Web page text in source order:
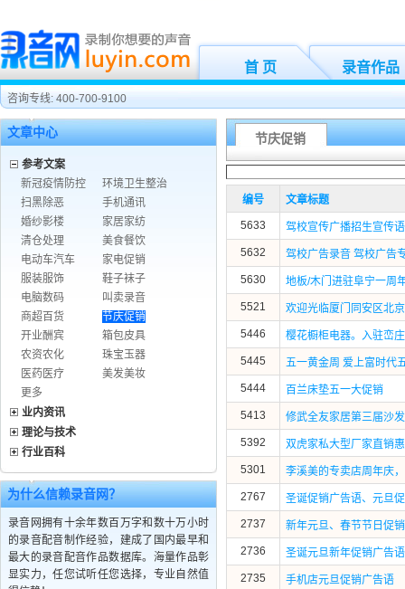
首 页 录音作品
咨询专线: 400-700-9100
文章中心
参考文案
新冠疫情防控
环境卫生整治
扫黑除恶
手机通讯
婚纱影楼
家居家纺
清仓处理
美食餐饮
电动车汽车
家电促销
服装服饰
鞋子袜子
电脑数码
叫卖录音
商超百货
节庆促销
开业酬宾
箱包皮具
农资农化
珠宝玉器
医药医疗
美发美妆
更多
业内资讯
理论与技术
行业百科
为什么信赖录音网？
录音网拥有十余年数百万字和数十万小时
的录音配音制作经验，建成了国内最早和
最大的录音配音作品数据库。海量作品彰
显实力，任您试听任您选择，专业自然值
节庆促销
编号
文章标题
5633
驾校宣传广播招生宣传
5632
驾校广告录音 驾校广告
5630
地板/木门进驻阜宁一周
5521
欢迎光临厦门同安区北
5446
樱花橱柜电器。入驻峦
5445
五一黄金周 爱上富时代
5444
百兰床垫五一大促销
5413
修武全友家居第三届沙
5392
双虎家私大型厂家直销
5301
李溪美的专卖店周年庆
2767
圣诞促销广告语、元旦
2737
新年元旦、春节节日促
2736
圣诞元旦新年促销广告
2735
手机店元旦促销广告语